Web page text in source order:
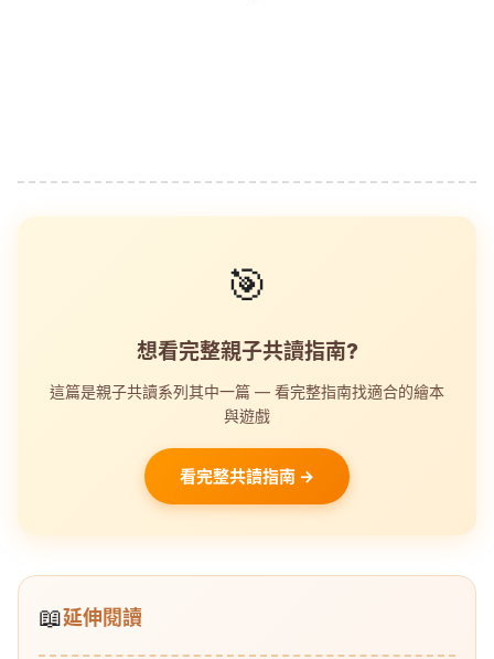
🎯
想看完整親子共讀指南?
這篇是親子共讀系列其中一篇 — 看完整指南找適合的繪本
與遊戲
看完整共讀指南 →
📖延伸閱讀